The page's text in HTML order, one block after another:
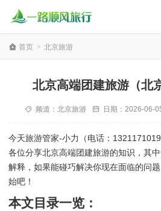
首页 > 北京旅游
北京高端团建旅游（北
频道： 北京旅游 日期： 2026-06-
今天旅游管家-小力（电话：
各位分享北京高端团建旅游的知识，其
解释，如果能碰巧解决你现在面临的问
始吧！
本文目录一览：